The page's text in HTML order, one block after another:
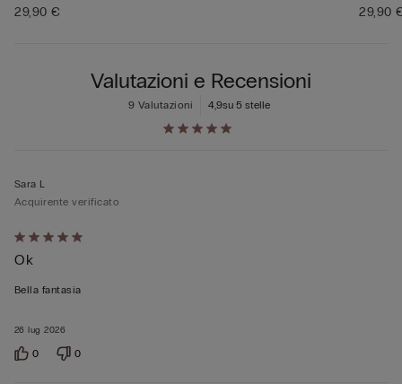
29,90 €
29,90
Valutazioni e Recensioni
4,9su 5 stelle
9 Valutazioni
Valutato
5
su
26 lug 2026
Sara L
Acquirente verificato
Ok
Bella fantasia
0 0